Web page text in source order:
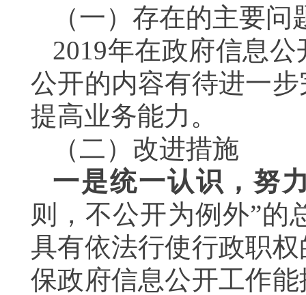
（一）存在的主要问
2019年在政府信息
公开的内容有待进一
提高业务能力。
（二）改进措施
一是统一认识，努
则，不公开为例外”的
具有依法行使行政职
保政府信息公开工作